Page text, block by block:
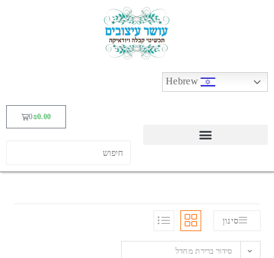
Hebrew
₪0.00
0
סינון
סידור ברירת מחדל